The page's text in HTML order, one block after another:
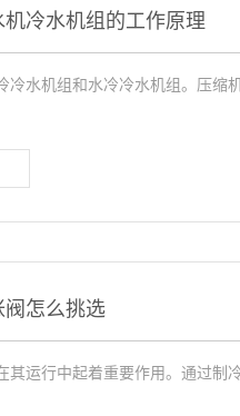
冷水机组的工作原理
冷水机组和水冷冷水机组。压缩
阀怎么挑选
其运行中起着重要作用。通过制